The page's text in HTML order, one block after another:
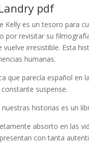
pdf
Kelly es un tesoro para
por revisitar su
vuelve irresistible. Esta
humanas.
que parecía español en
suspense.
historias es un
absorto en las
con tanta